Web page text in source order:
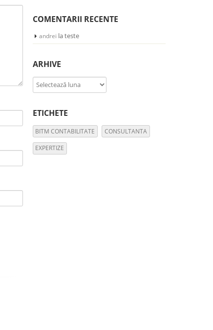
COMENTARII RECENTE
andrei lateste
ARHIVE
Arhive
ETICHETE
BITM CONTABILITATE CONSULTANTA
EXPERTIZE